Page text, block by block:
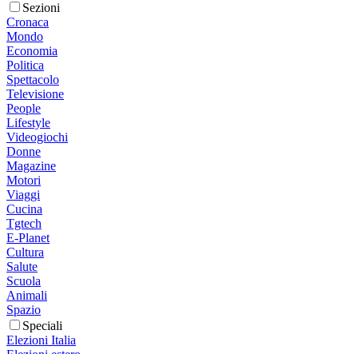
Sezioni
Cronaca
Mondo
Economia
Politica
Spettacolo
Televisione
People
Lifestyle
Videogiochi
Donne
Magazine
Motori
Viaggi
Cucina
Tgtech
E-Planet
Cultura
Salute
Scuola
Animali
Spazio
Speciali
Elezioni Italia